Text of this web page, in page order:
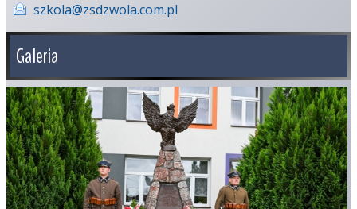
szkola@zsdzwola.com.pl
Galeria